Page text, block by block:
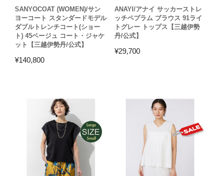
SANYOCOAT (WOMEN)/サン
ヨーコート スタンダードモデル
ダブルトレンチコート(ショー
ト) 45ベージュ コート・ジャケ
ット【三越伊勢丹/公式】
¥140,800
ANAYI/アナイ サッカーストレ
ッチペプラム ブラウス 91ライ
トグレー トップス【三越伊勢
丹/公式】
¥29,700